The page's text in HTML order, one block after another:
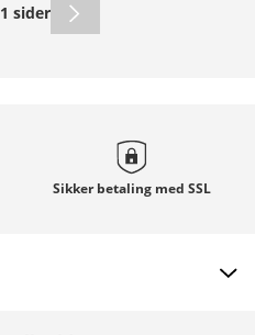
sider
Sikker betaling med SSL